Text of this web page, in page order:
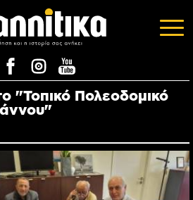
"Τοπικό Πολεοδομικό